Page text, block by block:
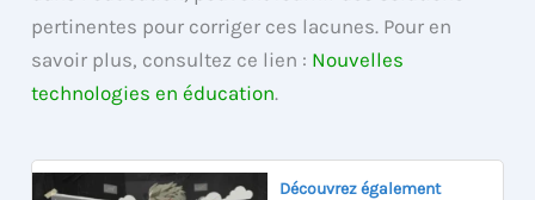
pertinentes pour corriger ces lacunes. Pour en
savoir plus, consultez ce lien : Nouvelles
technologies en éducation.
Découvrez également